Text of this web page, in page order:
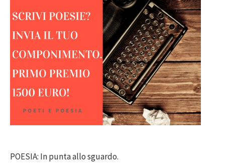
POESIA: In punta allo sguardo.